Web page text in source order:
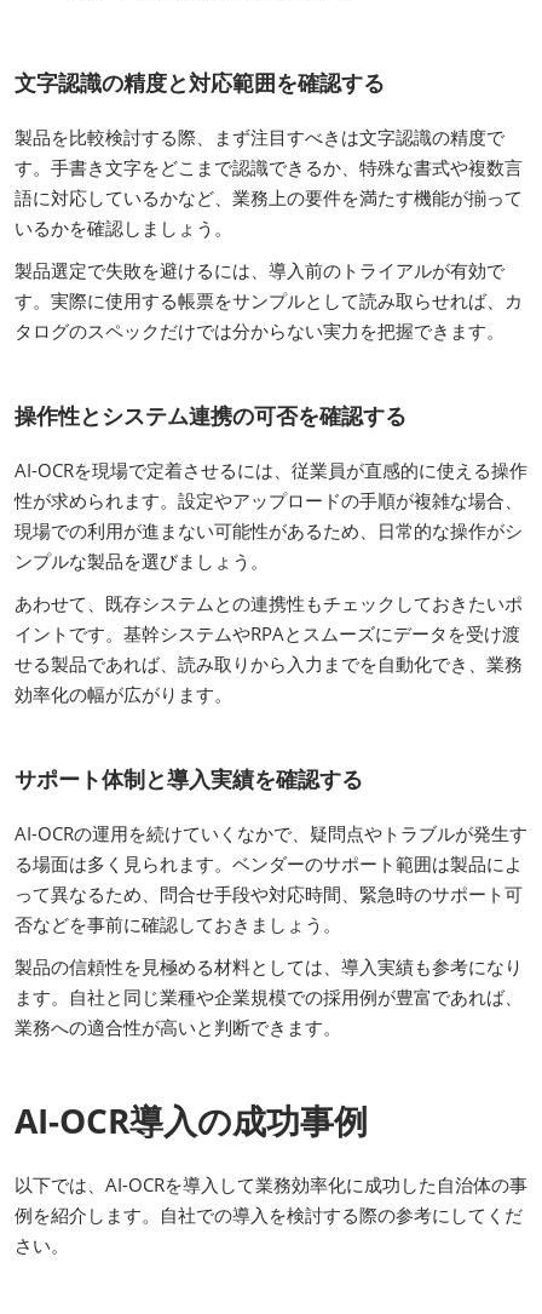
文字認識の精度と対応範囲を確認する
製品を比較検討する際、まず注目すべきは文字認識の精度で
す。手書き文字をどこまで認識できるか、特殊な書式や複数言
語に対応しているかなど、業務上の要件を満たす機能が揃って
いるかを確認しましょう。
製品選定で失敗を避けるには、導入前のトライアルが有効で
す。実際に使用する帳票をサンプルとして読み取らせれば、カ
タログのスペックだけでは分からない実力を把握できます。
操作性とシステム連携の可否を確認する
AI-OCRを現場で定着させるには、従業員が直感的に使える操作
性が求められます。設定やアップロードの手順が複雑な場合、
現場での利用が進まない可能性があるため、日常的な操作がシ
ンプルな製品を選びましょう。
あわせて、既存システムとの連携性もチェックしておきたいポ
イントです。基幹システムやRPAとスムーズにデータを受け渡
せる製品であれば、読み取りから入力までを自動化でき、業務
効率化の幅が広がります。
サポート体制と導入実績を確認する
AI-OCRの運用を続けていくなかで、疑問点やトラブルが発生す
る場面は多く見られます。ベンダーのサポート範囲は製品によ
って異なるため、問合せ手段や対応時間、緊急時のサポート可
否などを事前に確認しておきましょう。
製品の信頼性を見極める材料としては、導入実績も参考になり
ます。自社と同じ業種や企業規模での採用例が豊富であれば、
業務への適合性が高いと判断できます。
AI-OCR導入の成功事例
以下では、AI-OCRを導入して業務効率化に成功した自治体の事
例を紹介します。自社での導入を検討する際の参考にしてくだ
さい。